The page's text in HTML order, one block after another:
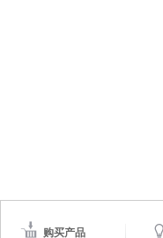
购买产品